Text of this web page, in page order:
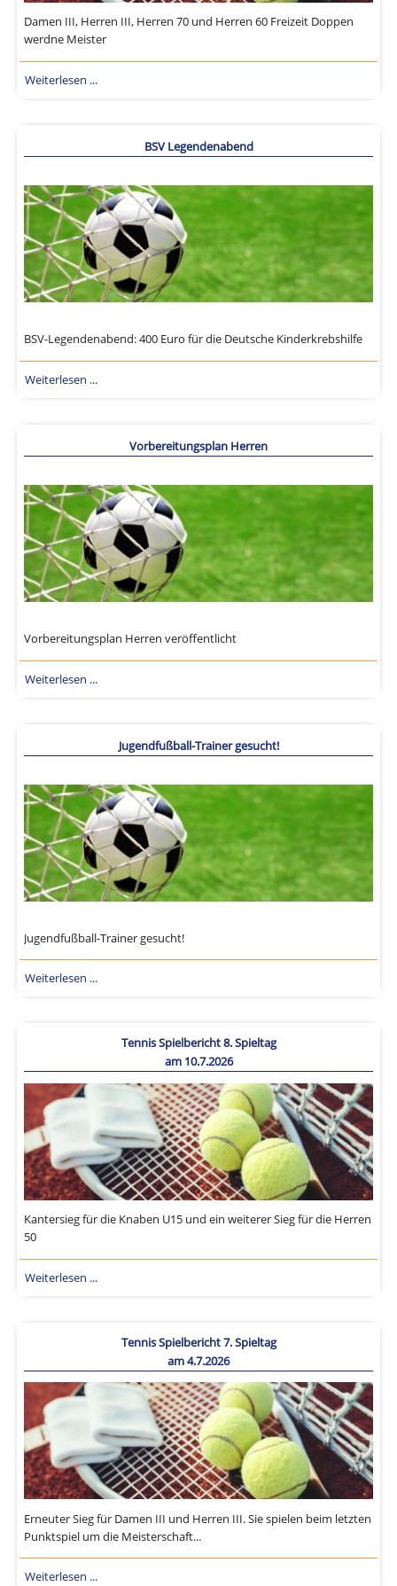
Damen III, Herren III, Herren 70 und Herren 60 Freizeit Doppen
werdne Meister
Weiterlesen ...
BSV Legendenabend
BSV-Legendenabend: 400 Euro für die Deutsche Kinderkrebshilfe
Weiterlesen ...
Vorbereitungsplan Herren
Vorbereitungsplan Herren veröffentlicht
Weiterlesen ...
Jugendfußball-Trainer gesucht!
Jugendfußball-Trainer gesucht!
Weiterlesen ...
Tennis Spielbericht 8. Spieltag
am 10.7.2026
Kantersieg für die Knaben U15 und ein weiterer Sieg für die Herren
50
Weiterlesen ...
Tennis Spielbericht 7. Spieltag
am 4.7.2026
Erneuter Sieg für Damen III und Herren III. Sie spielen beim letzten
Punktspiel um die Meisterschaft...
Weiterlesen ...